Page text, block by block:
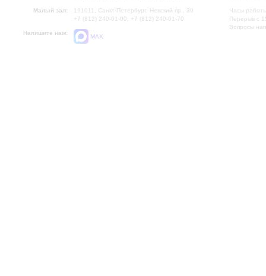
Малый зал:
191011, Санкт-Петербург, Невский пр., 30
+7 (812) 240-01-00, +7 (812) 240-01-70
Напишите нам:
MAX
Часы
Перерыв с
Вопросы